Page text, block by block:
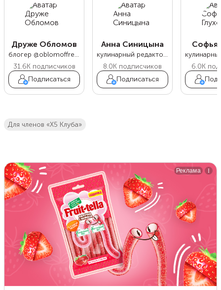
Друже Обломов
блогер @oblomoffrecipe
31.6Kподписчиков
Подписаться
Анна Синицына
кулинарный редактор Food.ru
8.0K подписчиков
Подписаться
Софья
6.0K
Для членов «Х5 Клуба»